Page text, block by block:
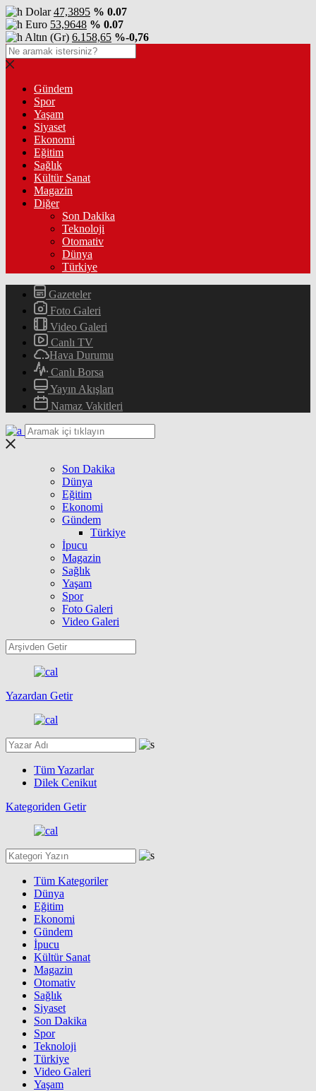
Dolar47,3895 % 0.07
Euro 53,9648 % 0.07
Altın (Gr) 6.158,65 %-0,76
Gündem
Spor
Yaşam
Siyaset
Ekonomi
Eğitim
Sağlık
Kültür Sanat
Magazin
Diğer
Son Dakika
Teknoloji
Otomativ
Dünya
Türkiye
Gazeteler
Foto Galeri
Video Galeri
Canlı TV
Hava Durumu
Canlı Borsa
Yayın Akışları
Namaz Vakitleri
Son Dakika
Dünya
Eğitim
Ekonomi
Gündem
Türkiye
İpucu
Magazin
Sağlık
Yaşam
Spor
Foto Galeri
Video Galeri
Yazardan Getir
Tüm Yazarlar
Dilek Cenikut
Kategoriden Getir
Tüm Kategoriler
Dünya
Eğitim
Ekonomi
Gündem
İpucu
Kültür Sanat
Magazin
Otomativ
Sağlık
Siyaset
Son Dakika
Spor
Teknoloji
Türkiye
Video Galeri
Yaşam